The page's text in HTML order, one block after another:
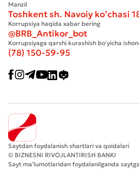
Manzil
Toshkent sh. Navoiy ko’chasi
Korrupsiya haqida xabar bering
@BRB_Antikor_bot
Korrupsiyaga qarshi kurashish boʻyicha
(78) 150-59-95
Saytdan foydalanish shartlari va qoidalari
© BIZNESNI RIVOJLANTIRISH BANKI
Sayt ma’lumotlaridan foydalanilganda